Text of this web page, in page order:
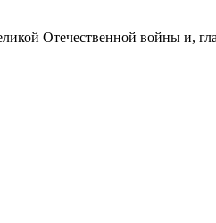
Отечественной войны и,